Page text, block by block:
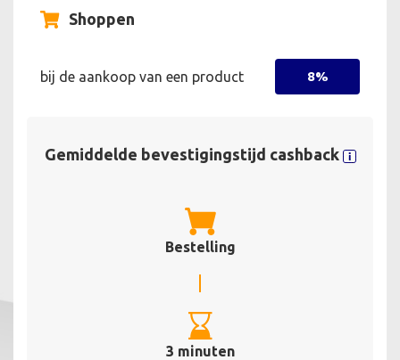
Shoppen
bij de aankoop van een product 8%
Gemiddelde bevestigingstijd cashback
Bestelling
3 minuten